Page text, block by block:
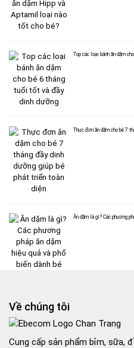
Top các loại bánh ăn dặm
Thực đơn ăn dặm cho bé 7
Ăn dặm là gì? Các phương
Về chúng tôi
Cung cấp sản phẩm bỉm, sữa,